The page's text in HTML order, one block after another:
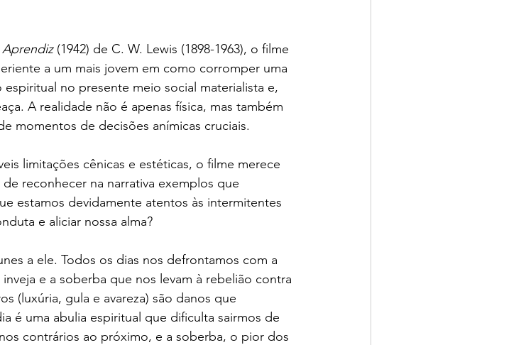
Aprendiz (1942) de C. W. Lewis (1898-1963), o filme
a um mais jovem em como corromper uma
no presente meio social materialista e,
A realidade não é apenas física, mas também
momentos de decisões anímicas cruciais.
limitações cênicas e estéticas, o filme merece
reconhecer na narrativa exemplos que
estamos devidamente atentos às intermitentes
e aliciar nossa alma?
a ele. Todos os dias nos defrontamos com a
inveja e a soberba que nos levam à rebelião contra
(luxúria, gula e avareza) são danos que
é uma abulia espiritual que dificulta sairmos de
contrários ao próximo, e a soberba, o pior dos